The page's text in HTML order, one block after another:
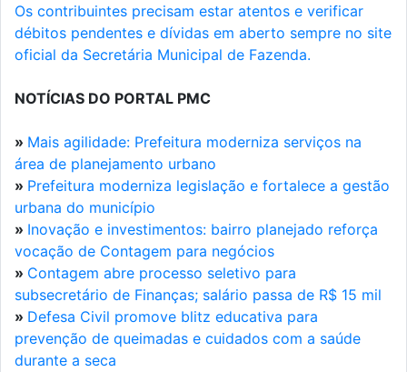
Os contribuintes precisam estar atentos e verificar
débitos pendentes e dívidas em aberto sempre no site
oficial da Secretária Municipal de Fazenda.
NOTÍCIAS DO PORTAL PMC
» Mais agilidade: Prefeitura moderniza serviços na
área de planejamento urbano
» Prefeitura moderniza legislação e fortalece a gestão
urbana do município
» Inovação e investimentos: bairro planejado reforça
vocação de Contagem para negócios
» Contagem abre processo seletivo para
subsecretário de Finanças; salário passa de R$ 15 mil
» Defesa Civil promove blitz educativa para
prevenção de queimadas e cuidados com a saúde
durante a seca